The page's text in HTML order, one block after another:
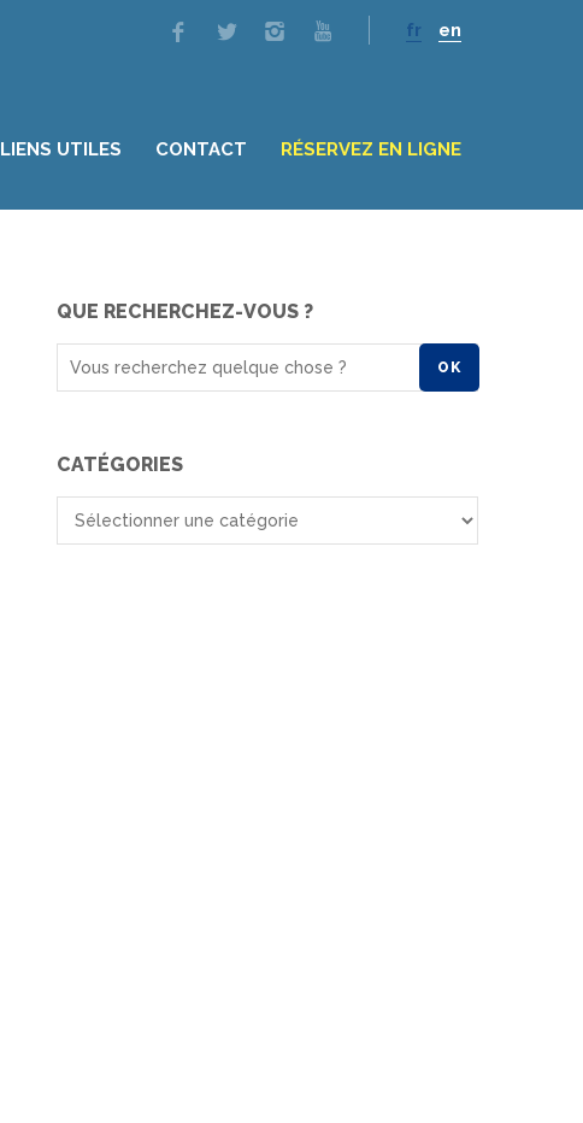
fr en
LIENS UTILES CONTACT RÉSERVEZ EN LIGNE
QUE RECHERCHEZ-VOUS ?
OK
CATÉGORIES